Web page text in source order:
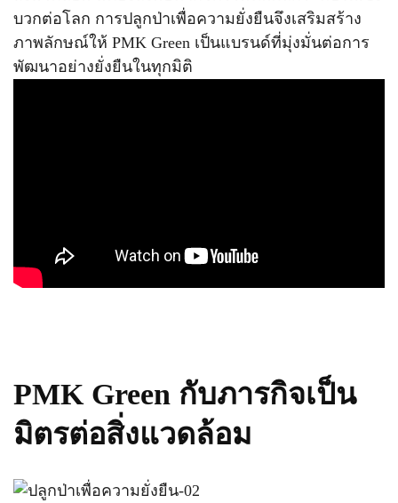
บวกต่อโลก การปลูกป่าเพื่อความยั่งยืนจึงเสริมสร้าง
ภาพลักษณ์ให้ PMK Green เป็นแบรนด์ที่มุ่งมั่นต่อการ
พัฒนาอย่างยั่งยืนในทุกมิติ
PMK Green กับภารกิจเป็น
มิตรต่อสิ่งแวดล้อม